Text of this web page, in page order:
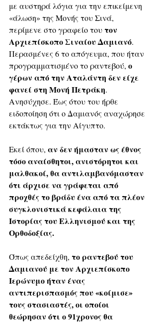
με αυστηρά λόγια για την επικείμενη
«άλωση» της Μονής του Σινά,
περίμενε στο γραφείο του τον
Αρχιεπίσκοπο Σιναίου Δαμιανό.
Περασμένες 6 το απόγευμα, που ήταν
προγραμματισμένο το ραντεβού, ο
γέρων από την Αταλάντη δεν είχε
φανεί στη Μονή Πετράκη.
Ανησύχησε. Έως ότου του ήρθε
ειδοποίηση ότι ο Δαμιανός αναχώρησε
εκτάκτως για την Αίγυπτο.
Εκεί όπου, αν δεν ήμασταν ως έθνος
τόσο αναίσθητοι, ανιστόρητοι και
μαλθακοί, θα αντιλαμβανόμασταν
ότι άρχισε να γράφεται από
προχθές το βράδυ ένα από τα πλέον
συγκλονιστικά κεφάλαια της
Ιστορίας του Ελληνισμού και της
Ορθοδοξίας.
Όπως απεδείχθη, το ραντεβού του
Δαμιανού με τον Αρχιεπίσκοπο
Ιερώνυμο ήταν ένας
αντιπερισπασμός που «κοίμισε»
τους στασιαστές, οι οποίοι
θεώρησαν ότι ο 91χρονος θα